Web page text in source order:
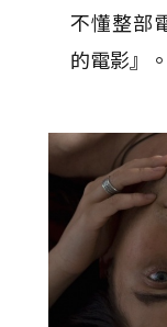
不懂整部
的電影』。